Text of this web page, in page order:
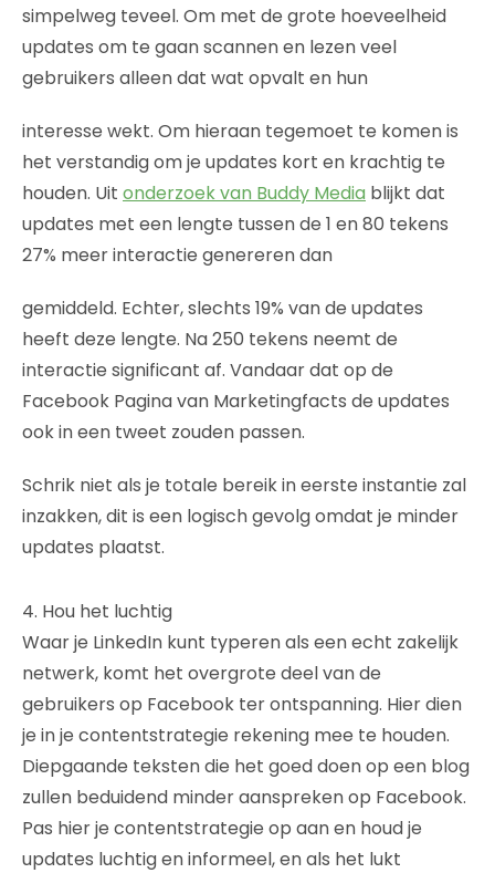
simpelweg teveel. Om met de grote hoeveelheid
updates om te gaan scannen en lezen veel
gebruikers alleen dat wat opvalt en hun
interesse wekt. Om hieraan tegemoet te komen is
het verstandig om je updates kort en krachtig te
houden. Uit onderzoek van Buddy Media blijkt dat
updates met een lengte tussen de 1 en 80 tekens
27% meer interactie genereren dan
gemiddeld. Echter, slechts 19% van de updates
heeft deze lengte. Na 250 tekens neemt de
interactie significant af. Vandaar dat op de
Facebook Pagina van Marketingfacts de updates
ook in een tweet zouden passen.
Schrik niet als je totale bereik in eerste instantie zal
inzakken, dit is een logisch gevolg omdat je minder
updates plaatst.
4. Hou het luchtig
Waar je LinkedIn kunt typeren als een echt zakelijk
netwerk, komt het overgrote deel van de
gebruikers op Facebook ter ontspanning. Hier dien
je in je contentstrategie rekening mee te houden.
Diepgaande teksten die het goed doen op een blog
zullen beduidend minder aanspreken op Facebook.
Pas hier je contentstrategie op aan en houd je
updates luchtig en informeel, en als het lukt